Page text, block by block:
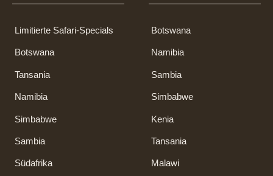
Limitierte Safari-Specials
Botswana
Tansania
Namibia
Simbabwe
Sambia
Südafrika
Botswana
Namibia
Sambia
Simbabwe
Kenia
Tansania
Malawi